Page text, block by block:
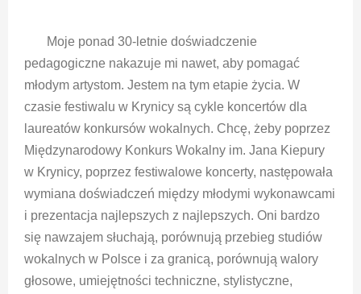
Moje ponad 30-letnie doświadczenie
pedagogiczne nakazuje mi nawet, aby pomagać
młodym artystom. Jestem na tym etapie życia. W
czasie festiwalu w Krynicy są cykle koncertów dla
laureatów konkursów wokalnych. Chcę, żeby poprzez
Międzynarodowy Konkurs Wokalny im. Jana Kiepury
w Krynicy, poprzez festiwalowe koncerty, następowała
wymiana doświadczeń między młodymi wykonawcami
i prezentacja najlepszych z najlepszych. Oni bardzo
się nawzajem słuchają, porównują przebieg studiów
wokalnych w Polsce i za granicą, porównują walory
głosowe, umiejętności techniczne, stylistyczne,